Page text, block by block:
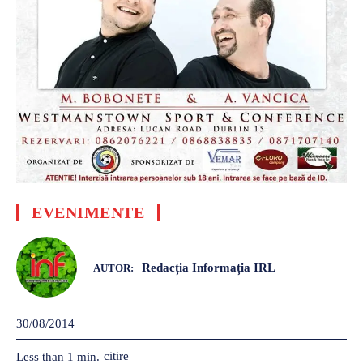
EVENIMENTE
AUTOR: Redacția Informația IRL
30/08/2014
Less than 1 min. citire